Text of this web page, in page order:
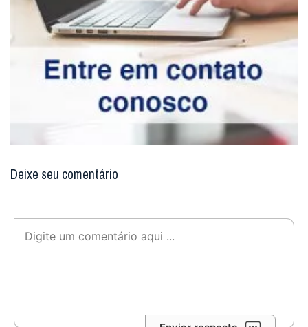
Deixe seu comentário
Enviar resposta
Digite seu email para verificar seu